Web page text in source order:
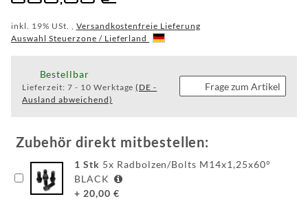
WF
WEAR
FAQ
DEN
inkl. 19% USt. , Versandkostenfreie Lieferung
Auswahl Steuerzone / Lieferland
Bestellbar
Lieferzeit: 7 - 10 Werktage(DE -
Ausland abweichend)
Frage zum Artikel
Zubehör direkt mitbestellen:
1 Stk 5x Radbolzen/Bolts M14x1,25x60°
BLACK
+ 20,00 €